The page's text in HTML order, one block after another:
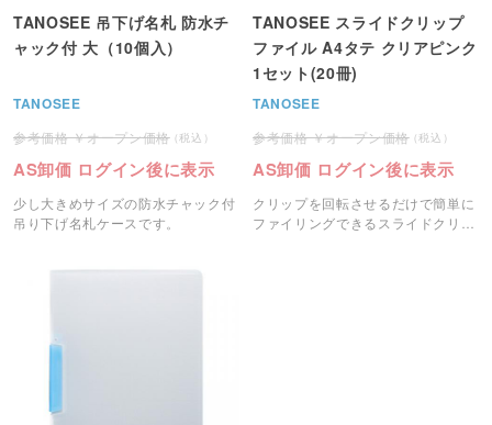
TANOSEE 吊下げ名札 防水チ
ャック付 大（10個入）
TANOSEE
オープン価格
AS卸価 ログイン後に表示
少し大きめサイズの防水チャック付
吊り下げ名札ケースです。
TANOSEE スライドクリップ
ファイル A4タテ クリアピンク
1セット(20冊)
TANOSEE
オープン価格
AS卸価 ログイン後に表示
クリップを回転させるだけで簡単に
ファイリングできるスライドクリッ